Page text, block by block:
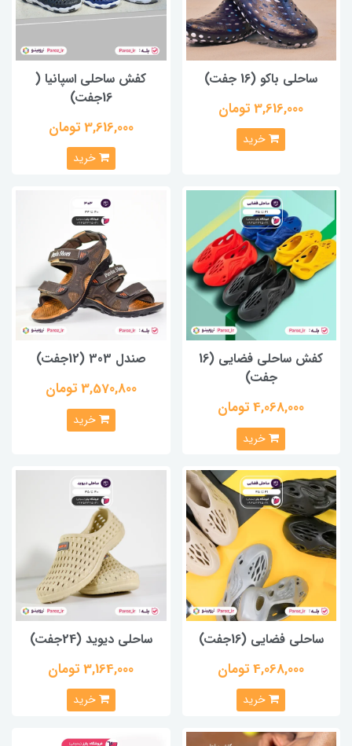
ساحلی باکو (16 جفت)
3,616,000 تومان
خرید
کفش ساحلی اسپانیا (
16جفت)
3,616,000 تومان
خرید
کفش ساحلی فضایی (16
جفت)
4,068,000 تومان
خرید
صندل 303 (12جفت)
3,570,800 تومان
خرید
ساحلی فضایی (16جفت)
4,068,000 تومان
خرید
ساحلی دیوید (24جفت)
3,164,000 تومان
خرید